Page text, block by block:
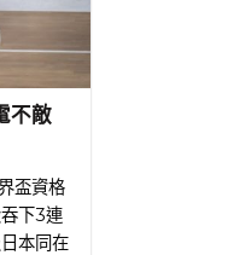
不敵
盃資格
下3連
本同在